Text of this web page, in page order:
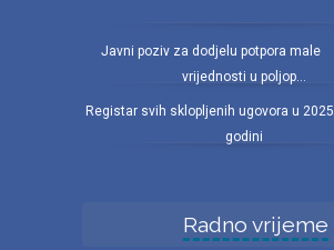
Javni poziv za dodjelu potpora male
vrijednosti u poljop...
Registar svih sklopljenih ugovora u 2025.
godini
Radno vrijeme